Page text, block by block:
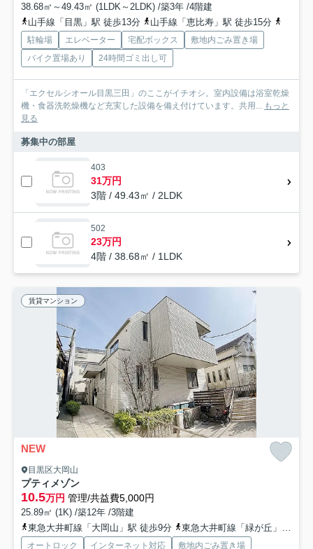
38.68㎡～49.43㎡ (1LDK～2LDK) /築3年 /4階建
山手線「目黒」駅 徒歩13分
山手線「恵比寿」駅 徒歩15分
駐輪場 エレベーター 宅配ボックス
敷地内ごみ置き場
バイク置場あり
24時間ゴミ出し可
「エクセルシオール目黒三田」のここがイチオシ。室内設備は浴室乾燥
機・食器洗乾燥機など充実した設備を備え付けています。共用... もっと
見る
募集中の部屋
403
31万円
3階 / 49.43㎡ / 2LDK
502
23万円
4階 / 38.68㎡ / 1LDK
賃貸マンション
NEW
目黒区大岡山
プティメゾン
10.5万円 管理/共益費5,000円
25.89㎡ (1K) /築12年 /3階建
東急大井町線「大岡山」駅 徒歩9分
東急大井町線「緑が丘」駅 徒歩10分
オートロック インターネット対応 敷地内ごみ置き場